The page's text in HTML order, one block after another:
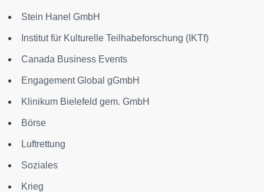
Stein Hanel GmbH
Institut für Kulturelle Teilhabeforschung (IKTf)
Canada Business Events
Engagement Global gGmbH
Klinikum Bielefeld gem. GmbH
Börse
Luftrettung
Soziales
Krieg